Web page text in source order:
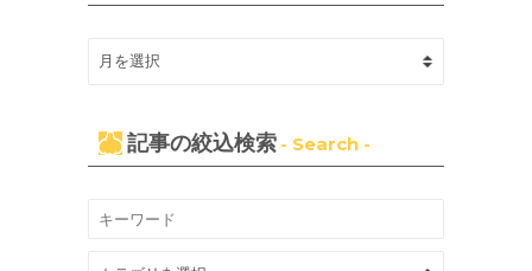
記事の絞込検索 - Search -